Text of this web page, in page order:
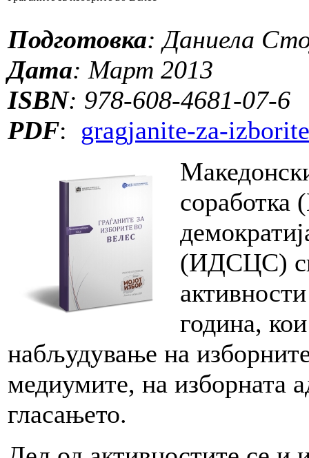
Подготовка: Даниела
Дата: Март 2013
ISBN: 978-608-4681-07-6
PDF: gragjanite-za-
(ИДСЦС)
година,
набљудување на
медиумите, на изборната
гласањето.